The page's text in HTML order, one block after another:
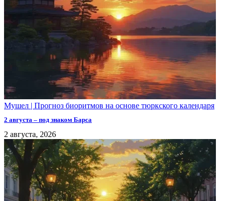
Мушел | Прогноз биоритмов на основе тюркского календаря
2 августа – под знаком Барса
2 августа, 2026